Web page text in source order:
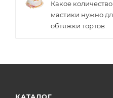
Какое количество
мастики нужно
обтяжки тортов